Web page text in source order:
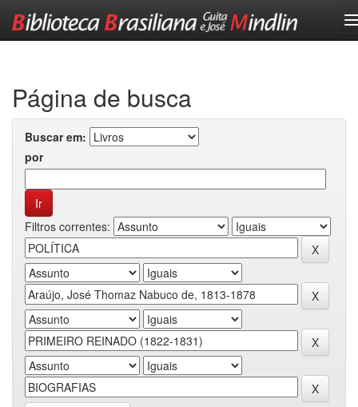
Página de busca
Buscar em:
por
Filtros correntes: